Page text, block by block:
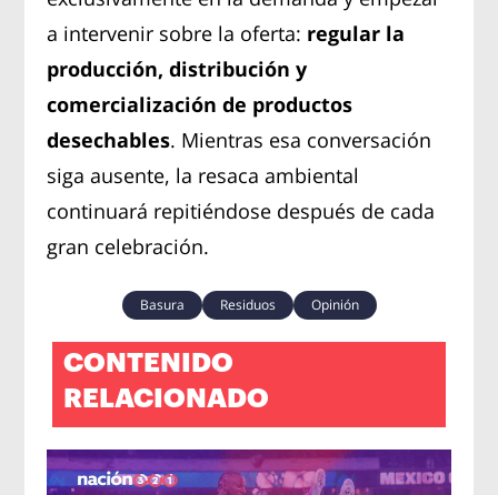
a intervenir sobre la oferta: regular la
producción, distribución y
comercialización de productos
desechables. Mientras esa conversación
siga ausente, la resaca ambiental
continuará repitiéndose después de cada
gran celebración.
Basura Residuos Opinión
CONTENIDO
RELACIONADO